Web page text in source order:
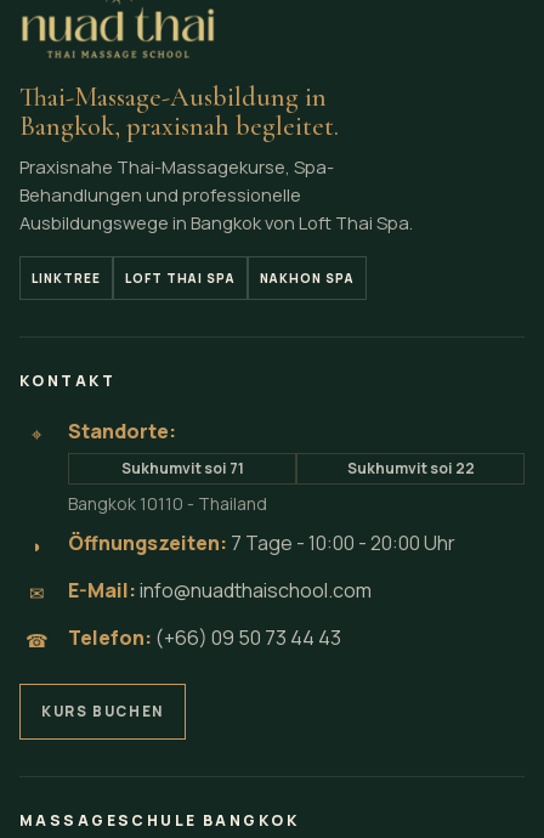
Thai-Massage-Ausbildung in
Bangkok, praxisnah begleitet.
Praxisnahe Thai-Massagekurse, Spa-
Behandlungen und professionelle
Ausbildungswege in Bangkok von Loft Thai Spa.
LINKTREE LOFT THAI SPA NAKHON SPA
KONTAKT
⌖ Standorte:
Sukhumvit soi 71 Sukhumvit soi 22
Bangkok 10110 - Thailand
◗ Öffnungszeiten: 7 Tage - 10:00 - 20:00 Uhr
✉ E-Mail:info@nuadthaischool.com
☎ Telefon: (+66) 09 50 73 44 43
KURS BUCHEN
MASSAGESCHULE BANGKOK